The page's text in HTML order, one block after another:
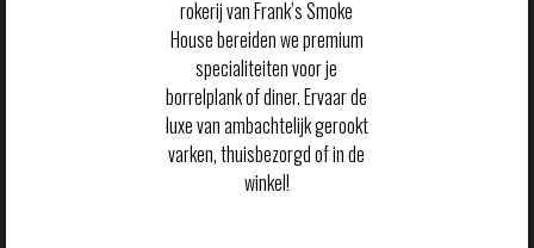
rokerij van Frank’s Smoke
House bereiden we premium
specialiteiten voor je
borrelplank of diner. Ervaar de
luxe van ambachtelijk gerookt
varken, thuisbezorgd of in de
winkel!